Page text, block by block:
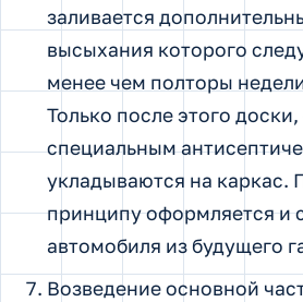
заливается
высыхания которого
менее чем полторы
Только после этого
специальным
укладываются на каркас.
принципу оформляется и
автомобиля из будущего
Возведение основной